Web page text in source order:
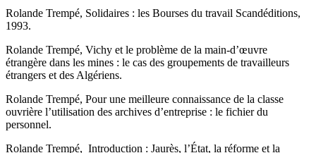
Rolande Trempé, Solidaires : les Bourses du travail Scandéditions,
1993.
Rolande Trempé, Vichy et le problème de la main-d’œuvre
étrangère dans les mines : le cas des groupements de travailleurs
étrangers et des Algériens.
Rolande Trempé, Pour une meilleure connaissance de la classe
ouvrière l’utilisation des archives d’entreprise : le fichier du
personnel.
Rolande Trempé, Introduction : Jaurès, l’État, la réforme et la